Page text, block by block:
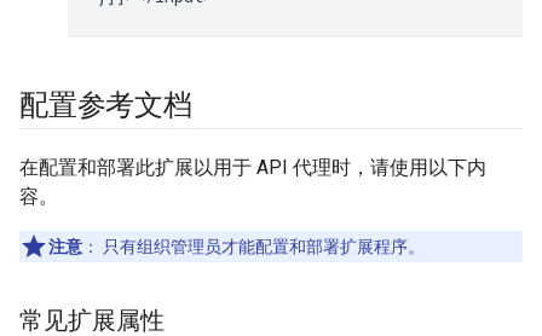
配置参考文档
在配置和部署此扩展以用于 API 代理时，请使用以下内
容。
注意 ： 只有组织管理员才能配置和部署扩展程序。
常见扩展属性